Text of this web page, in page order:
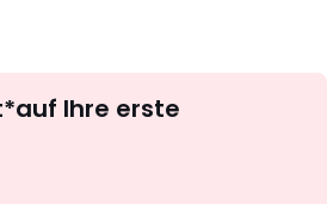
abonnieren
Ihre erste